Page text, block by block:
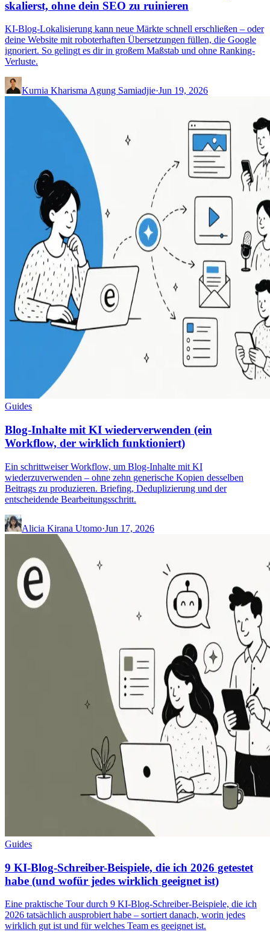
skalierst, ohne dein SEO zu ruinieren
KI-Blog-Lokalisierung kann neue Märkte schnell erschließen – oder
deine Website mit roboterhaften Übersetzungen füllen, die Google
ignoriert. So gelingt es dir in großem Maßstab und ohne Ranking-
Verluste.
Kurnia Kharisma Agung Samiadjie·Jun 19, 2026
Guides
Blog-Inhalte mit KI wiederverwenden (ein
Workflow, der wirklich funktioniert)
Ein schrittweiser Workflow, um Blog-Inhalte mit KI
wiederzuverwenden – ohne zehn generische Kopien desselben
Beitrags zu produzieren. Briefing, Deduplizierung und der
entscheidende Bearbeitungsschritt.
Alicia Kirana Utomo·Jun 17, 2026
Guides
9 KI-Blog-Schreiber-Beispiele, die ich 2026 getestet
habe (und wofür jedes wirklich geeignet ist)
Eine praktische Tour durch 9 KI-Blog-Schreiber-Beispiele, die ich
2026 tatsächlich ausprobiert habe – sortiert danach, worin jedes
wirklich gut ist und für welches Team es geeignet ist.